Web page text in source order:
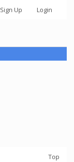
Sign Up Login
Top